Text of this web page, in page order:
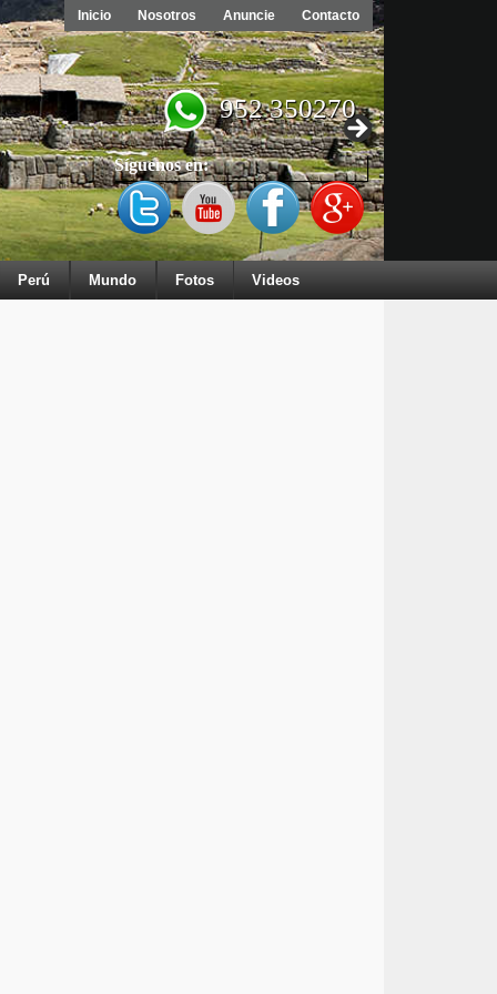
Inicio Nosotros Anuncie Contacto
952 350270
Síguenos en:
Perú Mundo Fotos Videos